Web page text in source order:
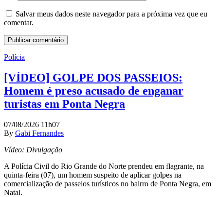
Salvar meus dados neste navegador para a próxima vez que eu
comentar.
Polícia
[VÍDEO] GOLPE DOS PASSEIOS:
Homem é preso acusado de enganar
turistas em Ponta Negra
07/08/2026 11h07
By Gabi Fernandes
Vídeo: Divulgação
A Polícia Civil do Rio Grande do Norte prendeu em flagrante, na
quinta-feira (07), um homem suspeito de aplicar golpes na
comercialização de passeios turísticos no bairro de Ponta Negra, em
Natal.